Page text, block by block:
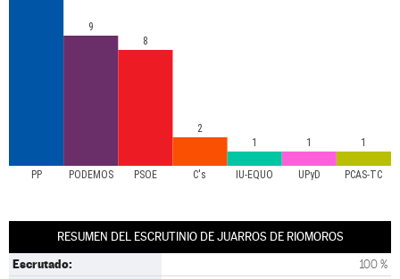
PP PODEMOS PSOE C's IU-EQUO UPyD PCAS-TC
9
8
2
1
1 1
RESUMEN DEL ESCRUTINIO DE JUARROS DE RIOMOROS
Escrutado: 100 %